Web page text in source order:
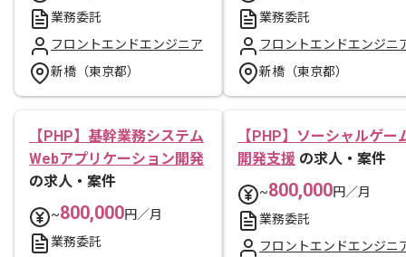
業務委託
フロントエンドエンジニア
新橋（東京都）
業務委託
フロントエンドエンジニ
新橋（東京都）
【PHP】基幹業務システム
Webアプリケーション開発
の求人・案件
~800,000円／月
業務委託
【PHP】ソーシャルゲー
開発支援 の求人・案件
~800,000円／月
業務委託
フロントエンドエンジニ